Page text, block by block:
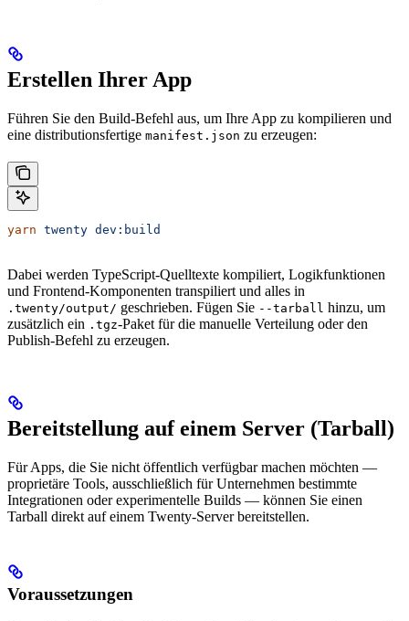
Erstellen Ihrer App
Führen Sie den Build-Befehl aus, um Ihre App zu kompilieren und
eine distributionsfertige manifest.json zu erzeugen:
yarn twenty dev:build
Dabei werden TypeScript-Quelltexte kompiliert, Logikfunktionen
und Frontend-Komponenten transpiliert und alles in
.twenty/output/ geschrieben. Fügen Sie --tarball hinzu, um
zusätzlich ein .tgz-Paket für die manuelle Verteilung oder den
Publish-Befehl zu erzeugen.
Bereitstellung auf einem Server (Tarball)
Für Apps, die Sie nicht öffentlich verfügbar machen möchten —
proprietäre Tools, ausschließlich für Unternehmen bestimmte
Integrationen oder experimentelle Builds — können Sie einen
Tarball direkt auf einem Twenty-Server bereitstellen.
Voraussetzungen